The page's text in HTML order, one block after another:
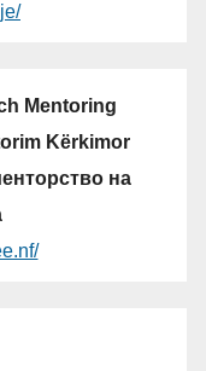
Mentoring
Kërkimor
на